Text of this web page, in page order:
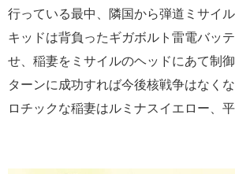
行っている最中、隣国から弾道ミサイ
キッドは背負ったギガボルト雷電バッ
せ、稲妻をミサイルのヘッドにあて制
ターンに成功すれば今後核戦争はなく
ロチックな稲妻はルミナスイエロー、平